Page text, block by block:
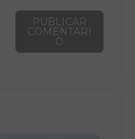
PUBLICAR
COMENTARI
O